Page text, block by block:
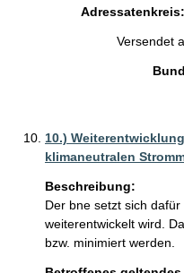
Adressatenkreis:
Versendet
10.)
klimaneutralen
Beschreibung:
Der bne setzt sich
weiterentwickelt wird.